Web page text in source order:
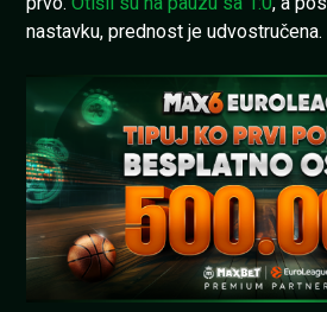
nastavku, prednost je udvostručena.